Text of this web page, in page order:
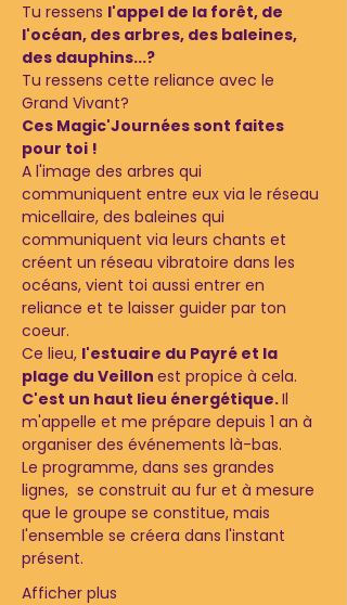
Tu ressens l'appel de la forêt, de
l'océan, des arbres, des baleines,
des dauphins...?
Tu ressens cette reliance avec le
Grand Vivant?
Ces Magic'Journées sont faites
pour toi !
A l'image des arbres qui
communiquent entre eux via le réseau
micellaire, des baleines qui
communiquent via leurs chants et
créent un réseau vibratoire dans les
océans, vient toi aussi entrer en
reliance et te laisser guider par ton
coeur.
Ce lieu, l'estuaire du Payré et la
plage du Veillon est propice à cela.
C'est un haut lieu énergétique. Il
m'appelle et me prépare depuis 1 an à
organiser des événements là-bas.
Le programme, dans ses grandes
lignes,  se construit au fur et à mesure
que le groupe se constitue, mais
l'ensemble se créera dans l'instant
présent.
Afficher plus